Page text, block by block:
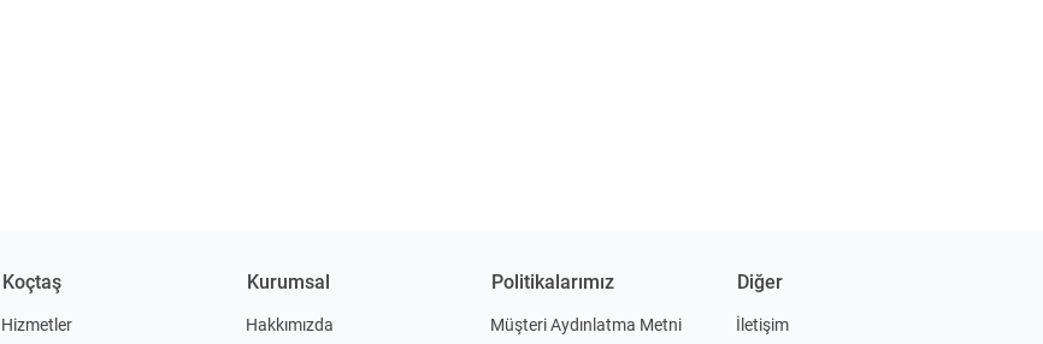
Koçtaş
Hizmetler
Kurumsal
Hakkımızda
Politikalarımız
Müşteri Aydınlatma Metni
Diğer
İletişim